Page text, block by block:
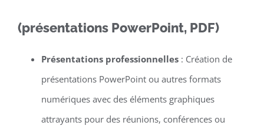
(présentations PowerPoint, PDF)
Présentations professionnelles: Création de
présentations PowerPoint ou autres formats
numériques avec des éléments graphiques
attrayants pour des réunions, conférences ou